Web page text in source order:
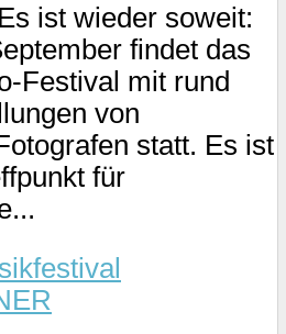
ist wieder soweit:
findet das
Festival mit rund
von
statt. Es ist
für